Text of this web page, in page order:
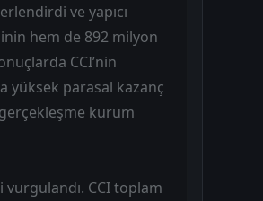
ve yapıcı
hem de 892 milyon
CCI’nin
yüksek parasal kazanç
kurum
CCI toplam